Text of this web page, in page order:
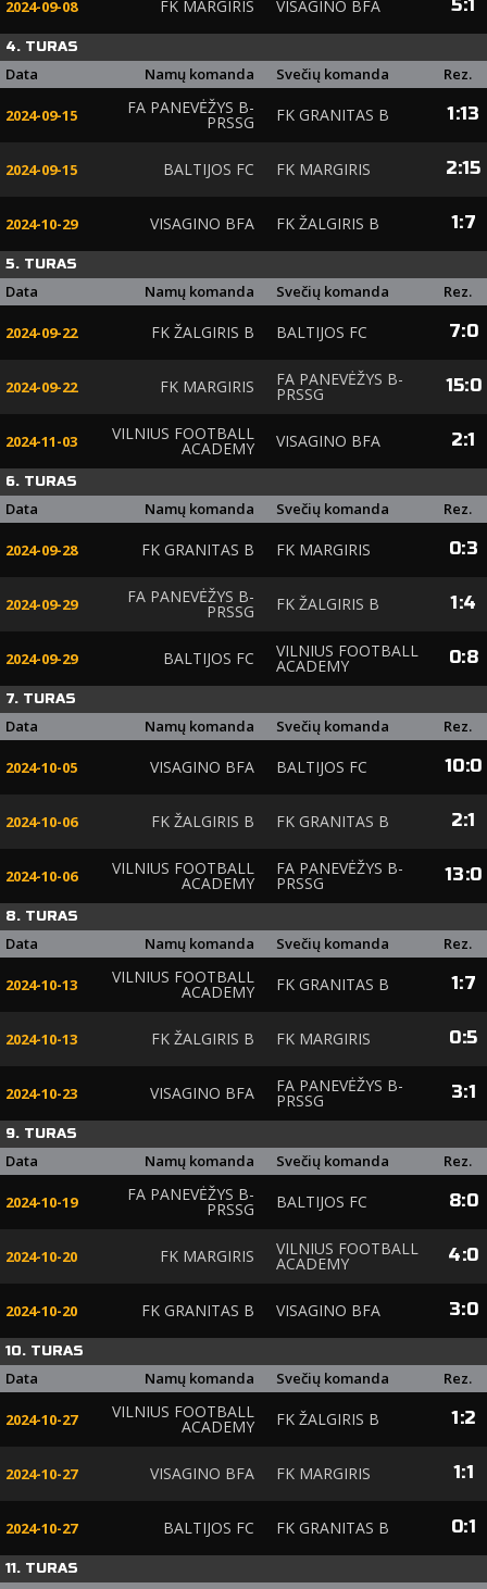
2024-09-08 FK MARGIRIS VISAGINO BFA 5:1
4. TURAS
Data Namų komanda Svečių komanda Rez.
2024-09-15 FA PANEVĖŽYS B-
PRSSG FK GRANITAS B 1:13
2024-09-15 BALTIJOS FC FK MARGIRIS 2:15
2024-10-29 VISAGINO BFA FK ŽALGIRIS B 1:7
5. TURAS
Data Namų komanda Svečių komanda Rez.
2024-09-22 FK ŽALGIRIS B BALTIJOS FC 7:0
2024-09-22 FK MARGIRIS FA PANEVĖŽYS B-
PRSSG 15:0
2024-11-03 VILNIUS FOOTBALL
ACADEMY VISAGINO BFA 2:1
6. TURAS
Data Namų komanda Svečių komanda Rez.
2024-09-28 FK GRANITAS B FK MARGIRIS 0:3
2024-09-29 FA PANEVĖŽYS B-
PRSSG FK ŽALGIRIS B 1:4
2024-09-29 BALTIJOS FC VILNIUS FOOTBALL
ACADEMY 0:8
7. TURAS
Data Namų komanda Svečių komanda Rez.
2024-10-05 VISAGINO BFA BALTIJOS FC 10:0
2024-10-06 FK ŽALGIRIS B FK GRANITAS B 2:1
2024-10-06 VILNIUS FOOTBALL
ACADEMY
FA PANEVĖŽYS B-
PRSSG 13:0
8. TURAS
Data Namų komanda Svečių komanda Rez.
2024-10-13 VILNIUS FOOTBALL
ACADEMY FK GRANITAS B 1:7
2024-10-13 FK ŽALGIRIS B FK MARGIRIS 0:5
2024-10-23 VISAGINO BFA FA PANEVĖŽYS B-
PRSSG 3:1
9. TURAS
Data Namų komanda Svečių komanda Rez.
2024-10-19 FA PANEVĖŽYS B-
PRSSG BALTIJOS FC 8:0
2024-10-20 FK MARGIRIS VILNIUS FOOTBALL
ACADEMY 4:0
2024-10-20 FK GRANITAS B VISAGINO BFA 3:0
10. TURAS
Data Namų komanda Svečių komanda Rez.
2024-10-27 VILNIUS FOOTBALL
ACADEMY FK ŽALGIRIS B 1:2
2024-10-27 VISAGINO BFA FK MARGIRIS 1:1
2024-10-27 BALTIJOS FC FK GRANITAS B 0:1
11. TURAS